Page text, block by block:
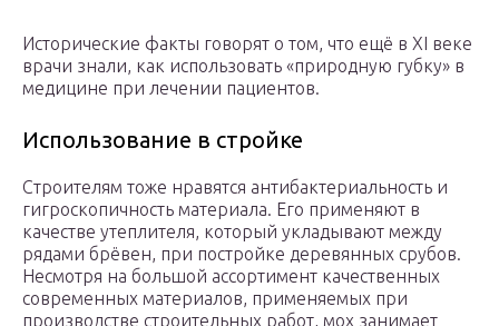
Исторические факты говорят о том, что ещё в XI веке
врачи знали, как использовать «природную губку» в
медицине при лечении пациентов.
Использование в стройке
Строителям тоже нравятся антибактериальность и
гигроскопичность материала. Его применяют в
качестве утеплителя, который укладывают между
рядами брёвен, при постройке деревянных срубов.
Несмотря на большой ассортимент качественных
современных материалов, применяемых при
производстве строительных работ, мох занимает